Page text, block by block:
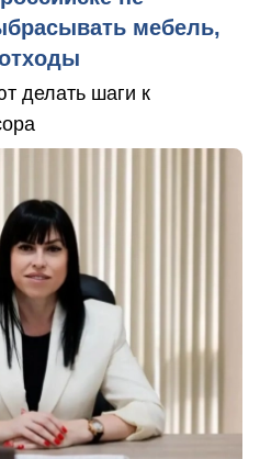
мебель,
делать шаги к